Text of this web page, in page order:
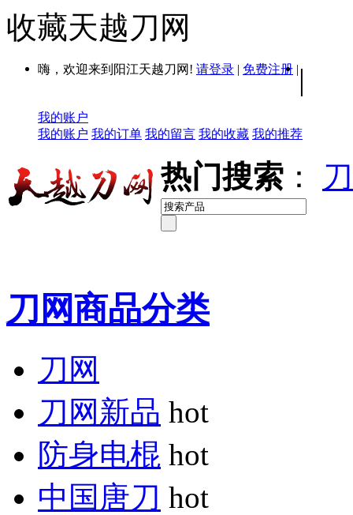
收藏天越刀网
嗨，欢迎来到阳江天越刀网! 请登录 | 免费注册 | |
我的账户
我的账户 我的订单 我的留言 我的收藏 我的推荐
热门搜索 ：
刀网商品分类
刀网
刀网新品 hot
防身电棍 hot
中国唐刀 hot